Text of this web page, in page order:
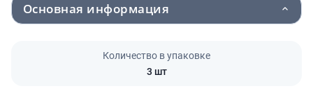
Основная информация
Количество в упаковке
3 шт